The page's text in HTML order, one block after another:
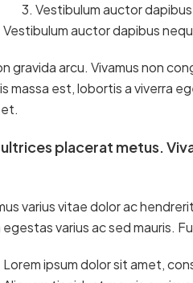
Vestibulum auctor
Vestibulum auctor dapibus
gravida arcu. Vivamus non
massa est, lobortis a viverra
placerat metus.
varius vitae dolor ac
egestas varius ac sed mauris.
Lorem ipsum dolor sit amet,